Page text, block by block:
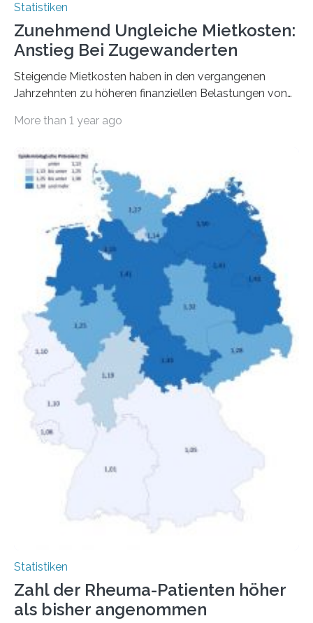
Statistiken
Zunehmend Ungleiche Mietkosten:
Anstieg Bei Zugewanderten
Steigende Mietkosten haben in den vergangenen
Jahrzehnten zu höheren finanziellen Belastungen von
Bundesinstitut für Bevölkerungsforschung (BiB)
gesamten Einkommen zwischen 1990 und 2020 für
unterschiedliche Einkommensgruppen sowie für in
Deutschland geborene Menschen und Zugewanderte
verändert hat. Das Ergebnis: Während Personen mit
hohen Einkommen (oberstes Quintil der Verteilung der
Nettoäquivalenzeinkommen) nur einen moderaten
Anstieg des Mietanteils am Gesamteinkommen
hinnehmen mussten, nahm die Belastung bei
Menschen mit…
More than 1 year ago
Statistiken
Zahl der Rheuma-Patienten höher
als bisher angenommen